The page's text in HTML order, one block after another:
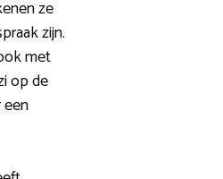
ze
zijn.
met
op de